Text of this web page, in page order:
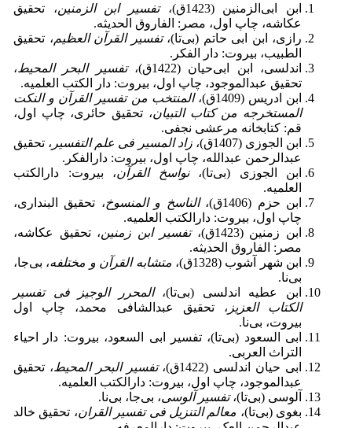
ابن ابی‌الزمنین (1423ق)، تفسیر ابن الزمنین، تحقیق
عکاشه، چاپ اول، مصر: الفاروق الحدیثه.
رازی، ابن ابی حاتم (بی‌تا)،تفسیر القرآن العظیم، تحقیق
الطبیب، بیروت: دار الفکر.
اندلسی، ابن ابی‌حیان (1422ق)،
تفسیر البحر المحیط،
تحقیق عبدالموجود، چاپ اول، بیروت: دار الکتب العلمیه.
ابن ادریس (1409ق)،
المنتخب من تفسیر القرآن و النکت
المستخرجه من کتاب التبیان، تحقیق حائری، چاپ اول،
قم: کتابخانه مرعشی نجفی.
ابن الجوزی (1407ق)،
زاد المسیر فی علم التفسیر ، تحقیق
عبدالرحمن عبدالله، چاپ اول، بیروت: دارالفکر.
ابن الجوزی (بی‌‌تا)،نواسخ القرآن، بیروت: دارالکتب
العلمیه.
ابن حزم (1406ق)،
الناسخ و المنسوخ، تحقیق البنداری،
چاپ اول، بیروت: دارالکتب العلمیه.
ابن زمنین (1423ق)،
تفسیر ابن زمنین، تحقیق عکاشه،
مصر: الفاروق الحدیثه.
ابن شهر آشوب (1328ق)،
متشابه القرآن و مختلفه، بی‌جا،
بی‌نا.
ابن عطیه اندلسی (بی‌تا)،المحرر الوجیز فی تفسیر
الکتاب العزیز ، تحقیق عبدالشافی محمد، چاپ اول
بیروت، بی‌نا.
ابی السعود (بی‌تا)، تفسیر ابی السعود، بیروت: دار احیاء
التراث العربی.
ابی حیان اندلسی (1422ق)،
تفسیر البحر المحیط، تحقیق
عبدالموجود، چاپ اول، بیروت: دارالکتب العلمیه.
آلوسی (بی‌تا)،تفسیر آلوسی، بی‌جا، بی‌نا.
بغوی (بی‌تا)، معالم التنزیل فی تفسیر القران، تحقیق خالد